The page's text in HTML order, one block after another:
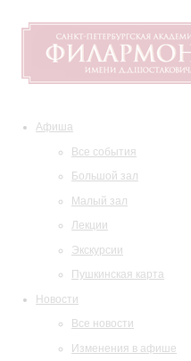
Афиша
Все события
Большой зал
Малый зал
Лекции
Экскурсии
Пушкинская карта
Новости
Все новости
Изменения в афише